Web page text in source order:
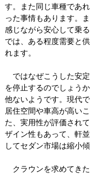
す。また同じ車種であ
った事情もあります。
感じながら安心して乗
では、ある程度需要と
れます。
ではなぜこうした安
を停止するのでしょう
他ないようです。現代
居住空間や車高が高い
た、実用性が評価され
ザイン性もあって、軒
してセダン市場は縮小傾
クラウンを求めてき